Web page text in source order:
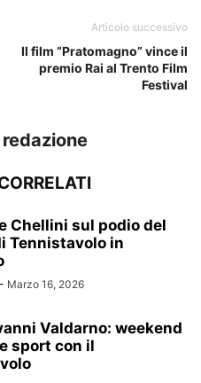
Articolo successivo
Il film “Pratomagno” vince il
premio Rai al Trento Film
Festival
redazione
Chellini sul podio del
Tennistavolo in
- Marzo 16, 2026
Valdarno: weekend
sport con il